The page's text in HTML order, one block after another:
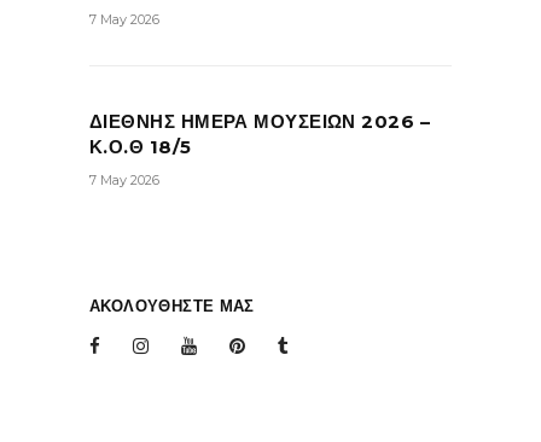
7 May 2026
ΔΙΕΘΝΗΣ ΗΜΕΡΑ ΜΟΥΣΕΙΩΝ 2026 –
Κ.Ο.Θ 18/5
7 May 2026
ΑΚΟΛΟΥΘΗΣΤΕ ΜΑΣ